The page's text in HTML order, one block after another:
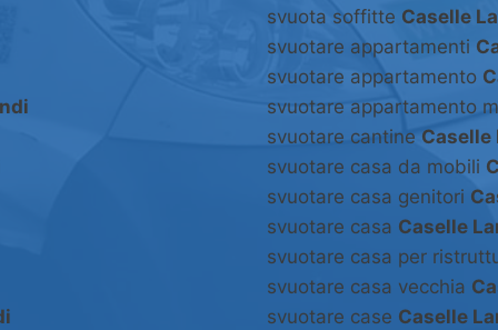
svuota soffitte Caselle
svuotare appartamenti
svuotare appartamento
svuotare appartamento
svuotare cantine Caselle
svuotare casa da mobili
svuotare casa genitori
svuotare casa Caselle
svuotare casa per
svuotare casa vecchia
svuotare case Caselle